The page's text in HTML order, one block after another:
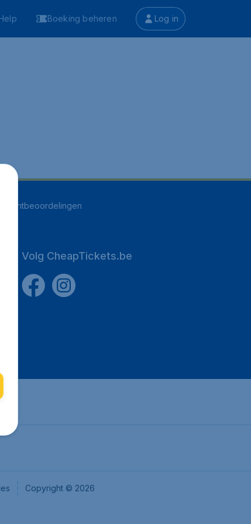
Boeking beheren Log in
klantbeoordelingen
Volg CheapTickets.be
Copyright © 2026